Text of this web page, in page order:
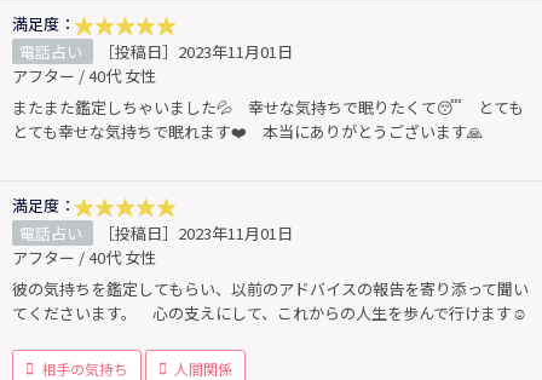
満足度：
電話占い
［投稿日］2023年11月01日
アフター / 40代 女性
またまた鑑定しちゃいました💦 幸せな気持ちで眠りたくて😴 とても
とても幸せな気持ちで眠れます❤️ 本当にありがとうございます🙏
満足度：
電話占い
［投稿日］2023年11月01日
アフター / 40代 女性
彼の気持ちを鑑定してもらい、以前のアドバイスの報告を寄り添って聞い
てくださいます。 心の支えにして、これからの人生を歩んで行けます☺️
相手の気持ち 人間関係